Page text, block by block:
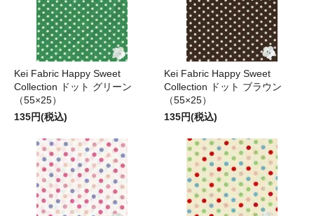
Kei Fabric Happy Sweet
Collection ドット グリーン
（55×25）
135円(税込)
Kei Fabric Happy Sweet
Collection ドット ブラウン
（55×25）
135円(税込)